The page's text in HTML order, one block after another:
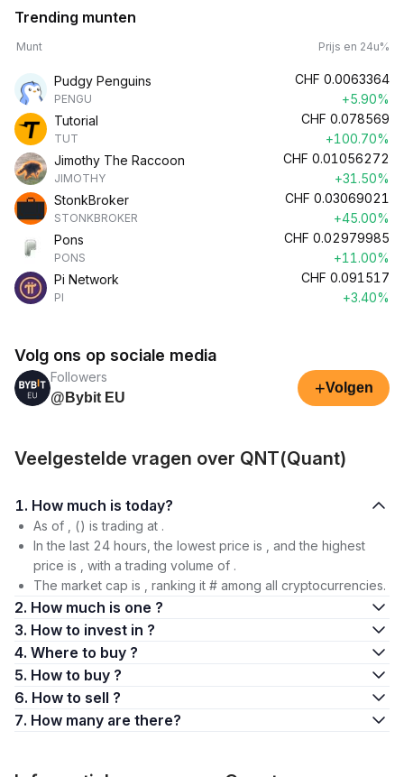
Trending munten
Munt Prijs en 24u%
Pudgy Penguins
PENGU
CHF 0.0063364
+5.90%
Tutorial
TUT
CHF 0.078569
+100.70%
Jimothy The Raccoon
JIMOTHY
CHF 0.01056272
+31.50%
StonkBroker
STONKBROKER
CHF 0.03069021
+45.00%
Pons
PONS
CHF 0.02979985
+11.00%
Pi Network
PI
CHF 0.091517
+3.40%
Volg ons op sociale media
Followers
@Bybit EU
+Volgen
Veelgestelde vragen over QNT(Quant)
1. How much is today?
As of , () is trading at .
In the last 24 hours, the lowest price is , and the highest
price is , with a trading volume of .
The market cap is , ranking it # among all cryptocurrencies.
2. How much is one ?
3. How to invest in ?
4. Where to buy ?
5. How to buy ?
6. How to sell ?
7. How many are there?